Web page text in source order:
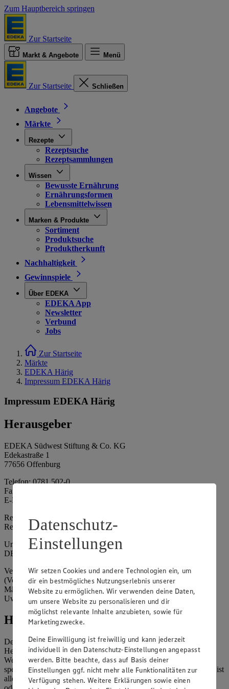
Zum Hauptbereich springen
Zur Startseite
Markt & Angebote Menü
Zur Startseite Schließen
Angebote
Märkte
Rezepte
Rezeptsuche
Rezeptsammlungen
Wissen
Bewusste Ernährung
Ernährungsformen
Lebensmittelwissen
Marken & Produkte
Sortiment
Produktsuche
Produktherkunft
Nachhaltigkeit
Gewinnspiele
Über EDEKA
EDEKA App
Newsletter
Verbund
Jobs
Zur Startseite
Märkte
EDEKA Härig
Impressum EDEKA Härig
Impressum EDEKA Härig
Herausgeber
EDEKA Südwest Stiftung & Co. KG
Edekastraße 1
77656 Offenburg
Telefon: 0781 502-0
Fax: 0781 502-6180
E-Mail: kundenservice@edeka-suedwest.de
Registergericht: Amtsgericht Freiburg i.B.
Registernummer: HRA 707629
Umsatzsteuer-Identifikationsnummer gem. § 27a UStG:
DE815916131
Vertretungsberechtigte: Rainer Huber (Sprecher)
(Vorstandsmitglied), Klaus Fickert (Vorstandsmitglied), Jürgen
Mäder (Vorstandsmitglied), Patrick Mogck (Vorstandsmitglied),
Uwe Kohler
Hinweise
Der Inhalt dieser Website ist urheberrechtlich geschützt. Der
Herausgeber gewährt Ihnen jedoch das Recht, den auf dieser
Website bereitgestellten Text ganz oder ausschnittsweise zu
speichern und zu vervielfältigen. Aus Gründen des Urheberrechts ist
allerdings die Speicherung und Vervielfältigung von Bildmaterial
Datenschutz-
Einstellungen
Wir setzen Cookies und andere Technologien ein, um
dir ein bestmögliches Nutzungserlebnis unserer
Website zu ermöglichen. Wir verwenden deine Daten,
um unsere Website zu personalisieren und dir
möglichst relevante Inhalte anzubieten, sowie für
Marketingzwecke.
Deine Einwilligung ist freiwillig und kann jederzeit
individuell in den Datenschutz-Einstellungen angepasst
werden. Bitte beachte, dass auf Basis deiner
Einstellungen ggf. nicht mehr alle Funktionalitäten zur
Verfügung stehen. Weitere Erklärungen sowie einen